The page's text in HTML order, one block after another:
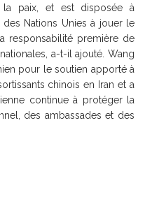
paix, et est disposée à
Nations Unies à jouer le
responsabilité première de
a-t-il ajouté. Wang
pour le soutien apporté à
chinois en Iran et a
continue à protéger la
des ambassades et des